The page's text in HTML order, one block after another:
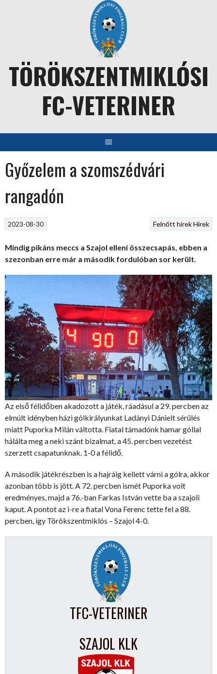
TÖRÖKSZENTMIKLÓSI
FC-VETERINER
Győzelem a szomszédvári
rangadón
Felnőtt hírekHírek
2023-08-30
Mindig pikáns meccs a Szajol elleni összecsapás, ebben a
szezonban erre már a második fordulóban sor került.
Az első félidőben akadozott a játék, ráadásul a 29. percben az
elmúlt idényben házi gólkirályunkat Ladányi Dánielt sérülés
miatt Puporka Milán váltotta. Fiatal támadónk hamar góllal
hálálta meg a neki szánt bizalmat, a 45. percben vezetést
szerzett csapatunknak. 1-0 a félidő.
A második játékrészben is a hajráig kellett várni a gólra, akkor
azonban több is jött. A 72. percben ismét Puporka volt
eredményes, majd a 76.-ban Farkas István vette ba a szajoli
kaput. A pontot az i-re a fiatal Vona Ferenc tette fel a 88.
percben, így Törökszentmiklós – Szajol 4-0.
TFC-VETERINER
SZAJOL KLK